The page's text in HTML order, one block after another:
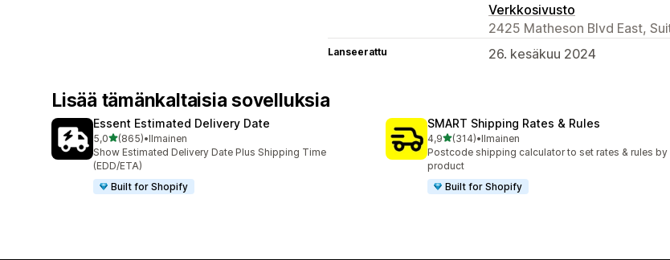
Verkkosivusto
2425 Matheson Blvd East,
Lanseerattu 26. kesäkuu 2024
Lisää tämänkaltaisia sovelluksia
Essent Estimated Delivery Date
5,0/ 5 tähteä
(865)
865 arvostelua yhteensä
•Ilmainen
Show Estimated Delivery Date Plus Shipping Time
(EDD/ETA)
Built for Shopify
SMART Shipping Rates & Rules
4,9/ 5 tähteä
(314)
314 arvostelua yhteensä
•Ilmainen
Postcode shipping calculator to set rates & rules by
product
Built for Shopify